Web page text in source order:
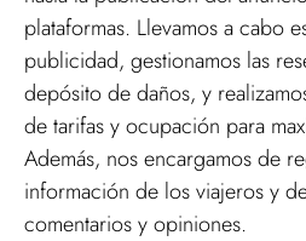
plataformas. Llevamos a cabo
publicidad, gestionamos las
depósito de daños, y
de tarifas y ocupación para
Además, nos encargamos de
información de los viajeros y
comentarios y opiniones.